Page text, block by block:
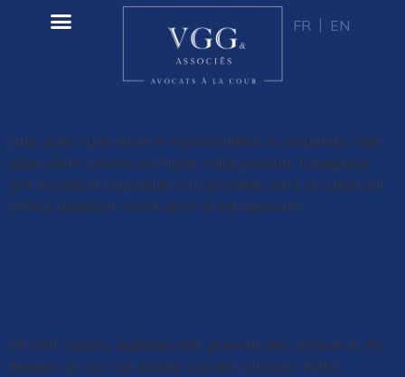
FR EN
Duis aute irure dolor in reprehenderit in voluptate velit
esse cillum dolore eu fugiat nulla pariatur. Excepteur
sint occaecat cupidatat non proident, sunt in culpa qui
officia deserunt mollit anim id est laborum.
Ut velit mauris, egestas sed, gravida nec, ornare ut, mi.
Aenean ut orci vel massa suscipit pulvinar. Nulla